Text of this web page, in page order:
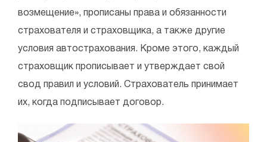
возмещение», прописаны права и обязанности
страхователя и страховщика, а также другие
условия автострахования. Кроме этого, каждый
страховщик прописывает и утверждает свой
свод правил и условий. Страхователь принимает
их, когда подписывает договор.